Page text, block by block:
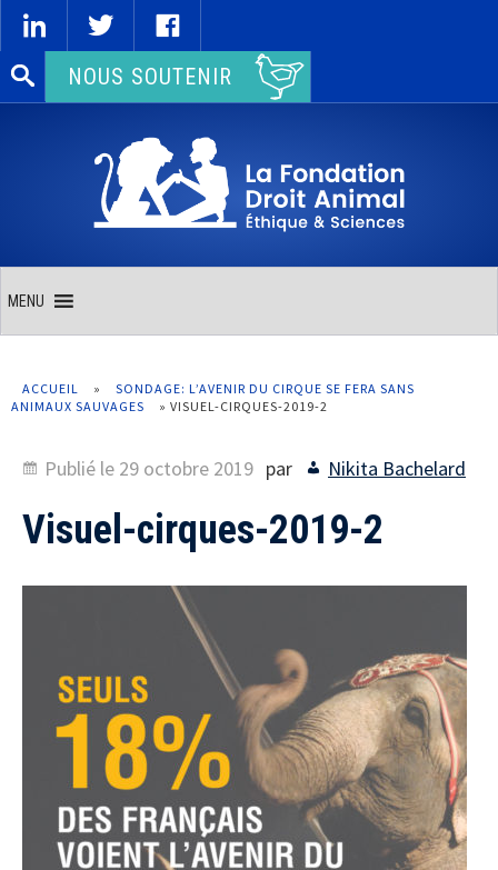
Rechercher :NOUS SOUTENIR
MENU
ACCUEIL »
SONDAGE: L’AVENIR DU CIRQUE SE FERA SANS
ANIMAUX SAUVAGES
» VISUEL-CIRQUES-2019-2
Publié le 29 octobre 2019 par Nikita Bachelard
Visuel-cirques-2019-2